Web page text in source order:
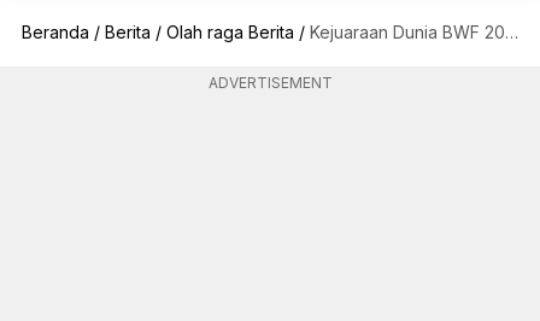
Beranda / Berita / Olah raga Berita / Kejuaraan Dunia BWF 2023: Lakshya Sen Dari India Menembus Babak 16 Besar
ADVERTISEMENT